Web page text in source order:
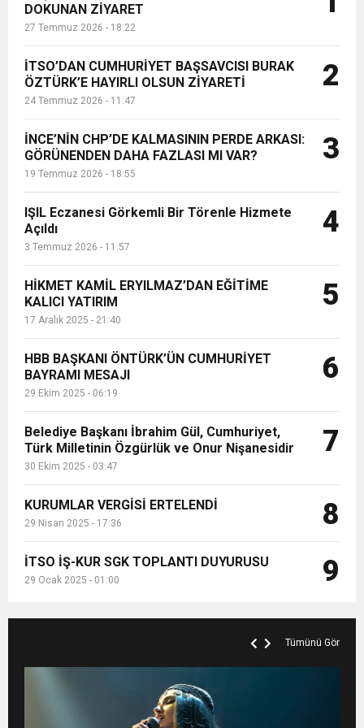
ve Onur Nişanesidir
6:19 HBB BAŞKANI ÖNTÜRK’ÜN
CUMHURİYET BAYRAMI MESAJI
17:36 KURUMLAR VERGİSİ ERTELENDİ
1:00 İTSO İŞ-KUR SGK TOPLANTI
21:40 CEYLANDERE’DE BAŞKAN EMRAH
18:22
GÖNÜLLERE DOKUNAN ZİYARET
DOKUNAN ZİYARET
27 Temmuz 2026 - 18:22
İTSO’DAN CUMHURİYET BAŞSAVCISI BURAK
ÖZTÜRK’E HAYIRLI OLSUN ZİYARETİ
24 Temmuz 2026 - 11:47
2
İNCE’NİN CHP’DE KALMASININ PERDE ARKASI:
GÖRÜNENDEN DAHA FAZLASI MI VAR?
19 Temmuz 2026 - 18:55
3
IŞIL Eczanesi Görkemli Bir Törenle Hizmete
Açıldı
3 Temmuz 2026 - 11:57
4
HİKMET KAMİL ERYILMAZ’DAN EĞİTİME
KALICI YATIRIM
17 Aralık 2025 - 21:40
5
HBB BAŞKANI ÖNTÜRK’ÜN CUMHURİYET
BAYRAMI MESAJI
29 Ekim 2025 - 06:19
6
Belediye Başkanı İbrahim Gül, Cumhuriyet,
Türk Milletinin Özgürlük ve Onur Nişanesidir
30 Ekim 2025 - 03:47
7
KURUMLAR VERGİSİ ERTELENDİ
29 Nisan 2025 - 17:36 8
İTSO İŞ-KUR SGK TOPLANTI DUYURUSU
29 Ocak 2025 - 01:00 9
Tümünü Gör